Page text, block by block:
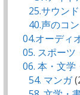
25.サウン
40.声のコ
04.オーディ
05. スポー
06. 本・文学
54. マンガ